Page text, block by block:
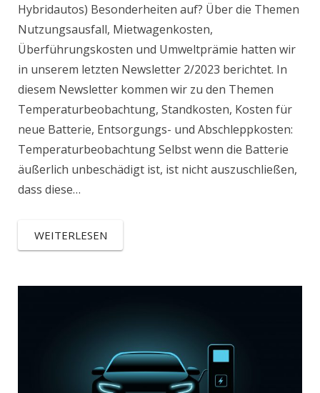
Hybridautos) Besonderheiten auf? Über die Themen
Nutzungsausfall, Mietwagenkosten,
Überführungskosten und Umweltprämie hatten wir
in unserem letzten Newsletter 2/2023 berichtet. In
diesem Newsletter kommen wir zu den Themen
Temperaturbeobachtung, Standkosten, Kosten für
neue Batterie, Entsorgungs- und Abschleppkosten:
Temperaturbeobachtung Selbst wenn die Batterie
äußerlich unbeschädigt ist, ist nicht auszuschließen,
dass diese…
WEITERLESEN